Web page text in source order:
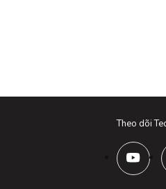
Theo dõi